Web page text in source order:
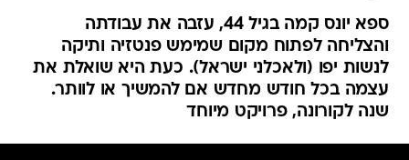
ספא יונס קמה בגיל 44, עזבה את עבודתה
והצליחה לפתוח מקום שמימש פנטזיה ותיקה
לנשות יפו (ולאכלני ישראל). כעת היא שואלת את
עצמה בכל חודש מחדש אם להמשיך או לוותר.
שנה לקורונה, פרויקט מיוחד